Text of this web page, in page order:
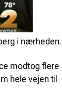
i nærheden.
modtog flere
hele vejen til